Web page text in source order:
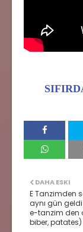
DAHA ESKI
E Tanzimden
aynı gün
e-tanzim den
biber, patates)